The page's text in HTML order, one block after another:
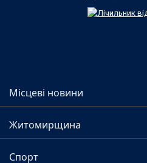
Місцеві новини
Житомирщина
Спорт